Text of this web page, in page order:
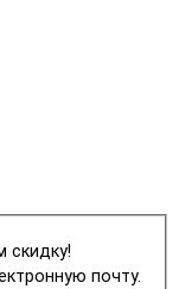
скидку!
почту.